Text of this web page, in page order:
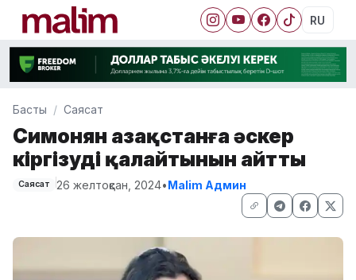
RU
Басты Саясат
Симонян Қазақстанға әскер
кіргізуді қалайтынын айтты
Саясат 26 желтоқсан, 2024•Malim Админ